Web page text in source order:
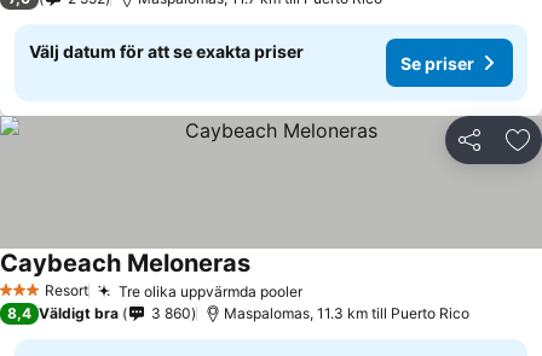
Välj datum för att se exakta priser
Se priser
Dela
3 StjärnorResort Tre olika uppvärmda pooler
Caybeach Meloneras
8,4 Väldigt bra 3 860 Maspalomas, 11.3 km till Puerto Rico